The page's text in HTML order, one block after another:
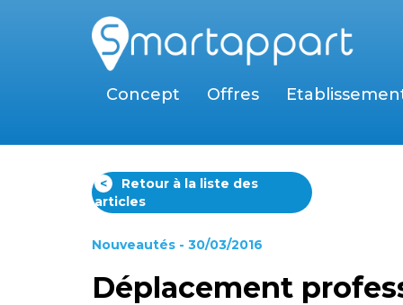
Concept Offres
<
Retour à la liste des
articles
Nouveautés - 30/03/2016
Déplacement